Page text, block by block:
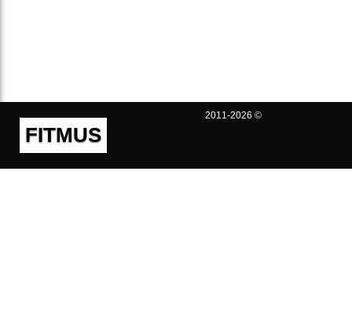
FITMUS
2011-2026 ©